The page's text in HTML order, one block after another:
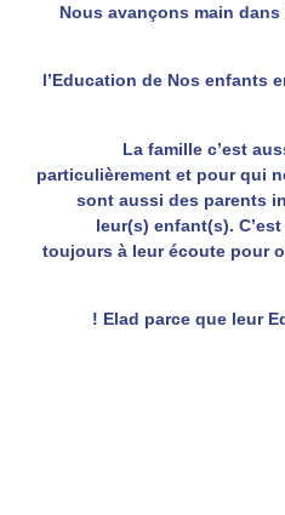
Nous avançons main
l’Education de Nos enfants
La famille c’est
particulièrement et pour qui
sont aussi des parents
leur(s) enfant(s).
toujours à leur écoute pour
Elad parce que leur